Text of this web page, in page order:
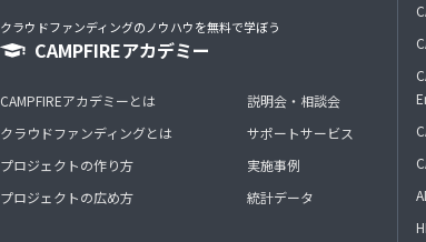
クラウドファンディングのノウハウを無料で学ぼう
CAMPFIREアカデミー
CAMPFIREアカデミーとは
クラウドファンディングとは
プロジェクトの作り方
プロジェクトの広め方
説明会・相談会
サポートサービス
実施事例
統計データ